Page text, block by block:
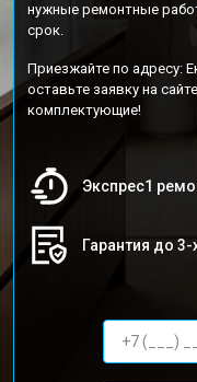
нужные ремонтные
срок.
Приезжайте по адресу:
оставьте заявку на
комплектующие!
Экспрес1
Гарантия до 3-